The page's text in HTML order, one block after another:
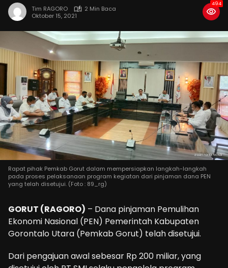
Tim RAGORO
2 Min Baca
Oktober 15, 2021
494
Rapat pihak Pemkab Gorut dalam mempersiapkan langkah-langkah
pada proses pelaksanaan program kegiatan dari pinjaman dana PEN
yang telah disetujui. (Foto : 89_rg)
GORUT (RAGORO) – Dana pinjaman Pemulihan
Ekonomi Nasional (PEN) Pemerintah Kabupaten
Gorontalo Utara (Pemkab Gorut) telah disetujui.
Dari pengajuan awal sebesar Rp 200 miliar, yang